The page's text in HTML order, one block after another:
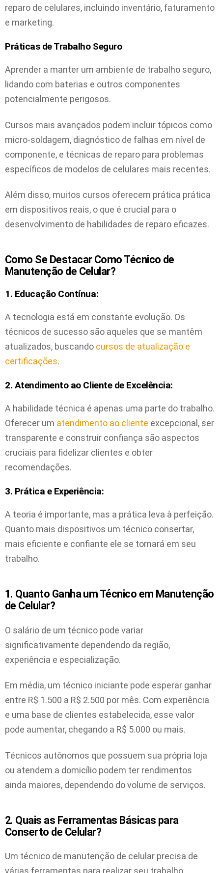
reparo de celulares, incluindo inventário, faturamento
e marketing.
Práticas de Trabalho Seguro
Aprender a manter um ambiente de trabalho seguro,
lidando com baterias e outros componentes
potencialmente perigosos.
Cursos mais avançados podem incluir tópicos como
micro-soldagem, diagnóstico de falhas em nível de
componente, e técnicas de reparo para problemas
específicos de modelos de celulares mais recentes.
Além disso, muitos cursos oferecem prática prática
em dispositivos reais, o que é crucial para o
desenvolvimento de habilidades de reparo eficazes.
Como Se Destacar Como Técnico de
Manutenção de Celular?
1. Educação Contínua:
A tecnologia está em constante evolução. Os
técnicos de sucesso são aqueles que se mantêm
atualizados, buscando cursos de atualização e
certificações.
2. Atendimento ao Cliente de Excelência:
A habilidade técnica é apenas uma parte do trabalho.
Oferecer um atendimento ao cliente excepcional, ser
transparente e construir confiança são aspectos
cruciais para fidelizar clientes e obter
recomendações.
3. Prática e Experiência:
A teoria é importante, mas a prática leva à perfeição.
Quanto mais dispositivos um técnico consertar,
mais eficiente e confiante ele se tornará em seu
trabalho.
1. Quanto Ganha um Técnico em Manutenção
de Celular?
O salário de um técnico pode variar
significativamente dependendo da região,
experiência e especialização.
Em média, um técnico iniciante pode esperar ganhar
entre R$ 1.500 a R$ 2.500 por mês. Com experiência
e uma base de clientes estabelecida, esse valor
pode aumentar, chegando a R$ 5.000 ou mais.
Técnicos autônomos que possuem sua própria loja
ou atendem a domicílio podem ter rendimentos
ainda maiores, dependendo do volume de serviços.
2. Quais as Ferramentas Básicas para
Conserto de Celular?
Um técnico de manutenção de celular precisa de
várias ferramentas para realizar seu trabalho.